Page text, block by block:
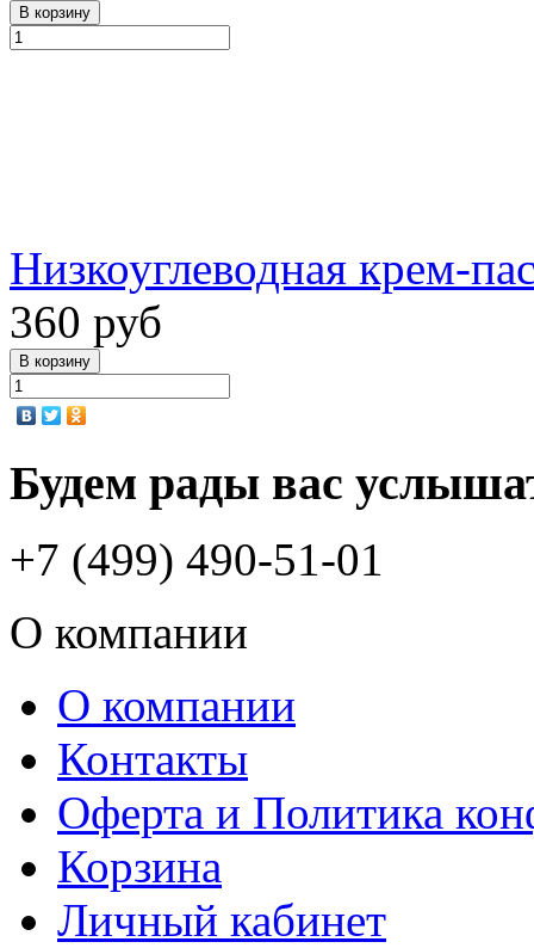
Низкоуглеводная крем-
360 руб
Будем рады вас
+7 (499) 490-51-01
О компании
О компании
Контакты
Оферта и Политика
Корзина
Личный кабинет